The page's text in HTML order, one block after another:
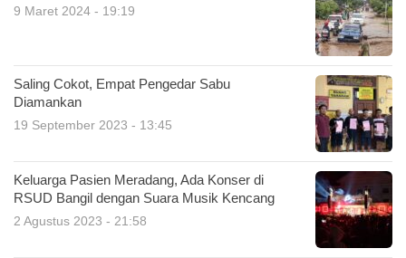
9 Maret 2024 - 19:19
Saling Cokot, Empat Pengedar Sabu
Diamankan
19 September 2023 - 13:45
Keluarga Pasien Meradang, Ada Konser di
RSUD Bangil dengan Suara Musik Kencang
2 Agustus 2023 - 21:58